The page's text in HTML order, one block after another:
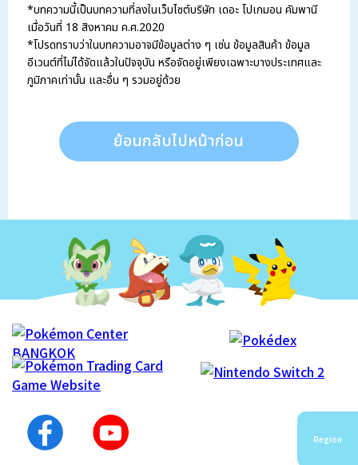
*บทความนี้เป็นบทความที่ลงในเว็บไซต์บริษัท เดอะ โปเกมอน คัมพานี
เมื่อวันที่ 18 สิงหาคม ค.ศ.2020
*โปรดทราบว่าในบทความอาจมีข้อมูลต่าง ๆ เช่น ข้อมูลสินค้า ข้อมูล
อีเวนต์ที่ไม่ได้จัดแล้วในปัจจุบัน หรือจัดอยู่เพียงเฉพาะบางประเทศและ
ภูมิภาคเท่านั้น และอื่น ๆ รวมอยู่ด้วย
ย้อนกลับไปหน้าก่อน
Region